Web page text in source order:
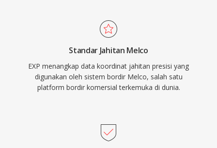
Standar Jahitan Melco
EXP menangkap data koordinat jahitan presisi yang
digunakan oleh sistem bordir Melco, salah satu
platform bordir komersial terkemuka di dunia.